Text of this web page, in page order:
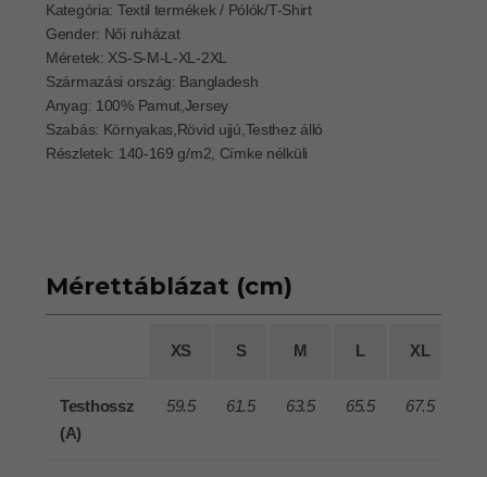
Kategória: Textil termékek / Pólók/T-Shirt
Gender: Női ruházat
Méretek: XS-S-M-L-XL-2XL
Származási ország: Bangladesh
Anyag: 100% Pamut,Jersey
Szabás: Környakas,Rövid ujjú,Testhez álló
Részletek: 140-169 g/m2, Címke nélküli
Mérettáblázat (cm)
XS S M L XL
Testhossz
(A)
59.5 61.5 63.5 65.5 67.5